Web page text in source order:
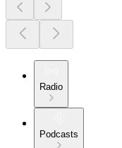
Radio
Podcasts